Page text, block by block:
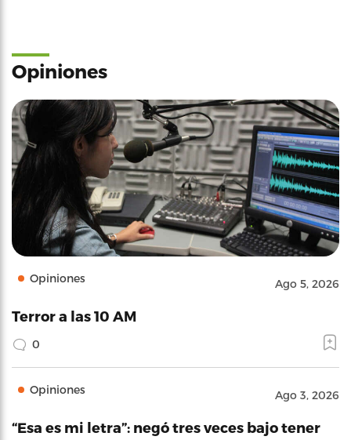
Opiniones
Opiniones Ago 5, 2026
Terror a las 10 AM
0
Opiniones Ago 3, 2026
“Esa es mi letra”: negó tres veces bajo tener